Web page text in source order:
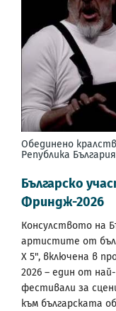
Обединено
Република България
Българско
Фриндж-2026
Консулството на
артистите от
X 5", включена в
2026 – един от
фестивали за
към българската